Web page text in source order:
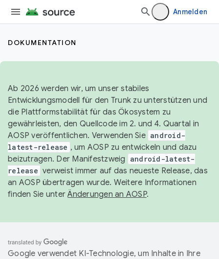
Anmelden
DOKUMENTATION
Ab 2026 werden wir, um unser stabiles
Entwicklungsmodell für den Trunk zu unterstützen und
die Plattformstabilität für das Ökosystem zu
gewährleisten, den Quellcode im 2. und 4. Quartal in
AOSP veröffentlichen. Verwenden Sie android-
latest-release , um AOSP zu entwickeln und dazu
beizutragen. Der Manifestzweig
android-latest-
release verweist immer auf das neueste Release, das
an AOSP übertragen wurde. Weitere Informationen
finden Sie unterÄnderungen an AOSP.
Google verwendet KI-Technologie, um Inhalte in Ihre